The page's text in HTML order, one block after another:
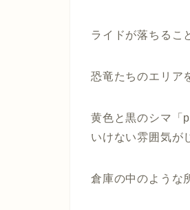
ライドが落ちるこ
恐竜たちのエリア
黄色と黒のシマ「
いけない雰囲気が
倉庫の中のような